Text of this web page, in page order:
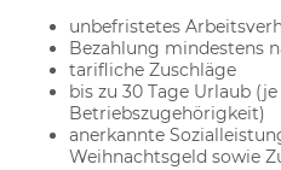
unbefristetes
Bezahlung mindestens
tarifliche Zuschläge
bis zu 30 Tage Urlaub
Betriebszugehörigkeit)
anerkannte
Weihnachtsgeld sowie